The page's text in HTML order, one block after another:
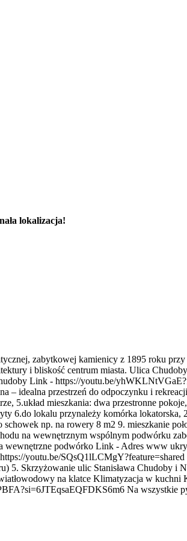
lokalizacja!
zabytkowej kamienicy z 1895 roku
i bliskość centrum miasta. Ulica
Link - https://youtu.be/
– idealna przestrzeń do odpoczynku i
5.układ mieszkania: dwa przestronne
6.do lokalu przynależy komórka lokatorska,
np. na rowery 8 m2 9. mieszkanie
na wewnętrznym wspólnym podwórku
wewnętrzne podwórko Link - Adres www
youtu.be/
5. Skrzyżowanie ulic Stanisława Chudoby i
na klatce Klimatyzacja w kuchni
Na wszystkie